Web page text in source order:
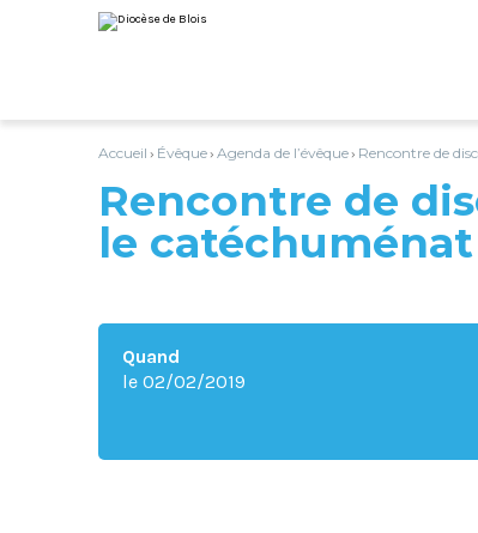
au
contenu.
personnels
Accueil › Évêque› Agenda de l’évêque› Rencontre de
Rencontre de
le catéchuménat
Quand
le 02/02/2019